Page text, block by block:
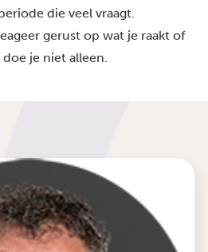
die veel vraagt.
gerust op wat je raakt of
je niet alleen.